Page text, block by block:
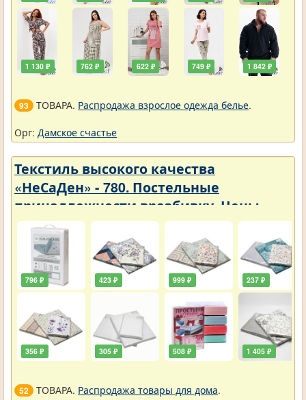
1 130 ₽ 762 ₽ 622 ₽ 749 ₽ 1 842 ₽
93 ТОВАРА. Распродажа взрослое одежда белье.
Орг: Дамское счастье
Текстиль высокого качества
«НеСаДен» - 780. Постельные
принадлежности вразбивку. Цены
упали
796 ₽
356 ₽
423 ₽
305 ₽
999 ₽
508 ₽
237 ₽
1 405 ₽
52 ТОВАРА. Распродажа товары для дома.